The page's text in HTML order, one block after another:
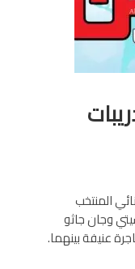
المنتخب
وجان جاثو
عنيفة بينهما.